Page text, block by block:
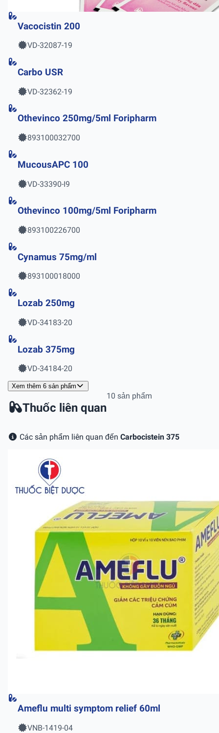
Vacocistin 200
VD-32087-19
Carbo USR
VD-32362-19
Othevinco 250mg/5ml Foripharm
893100032700
MucousAPC 100
VD-33390-I9
Othevinco 100mg/5ml Foripharm
893100226700
Cynamus 75mg/ml
893100018000
Lozab 250mg
VD-34183-20
Lozab 375mg
VD-34184-20
Xem thêm 6 sản phẩm
Thuốc liên quan
10 sản phẩm
Các sản phẩm liên quan đến Carbocistein 375
Ameflu multi symptom relief 60ml
VNB-1419-04